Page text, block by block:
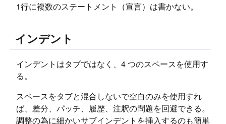
1行に複数のステートメント（宣言）は書かない。
インデント
インデントはタブではなく、4 つのスペースを使用す
る。
スペースをタブと混合しないで空白のみを使用すれ
ば、差分、パッチ、履歴、注釈の問題を回避できる。
調整の為に細かいサブインデントを挿入するのも簡単